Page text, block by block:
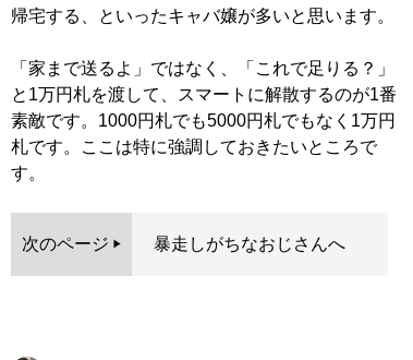
帰宅する、といったキャバ嬢が多いと思います。
「家まで送るよ」ではなく、「これで足りる？」
と1万円札を渡して、スマートに解散するのが1番
素敵です。1000円札でも5000円札でもなく1万円
札です。ここは特に強調しておきたいところで
す。
次のページ 暴走しがちなおじさんへ